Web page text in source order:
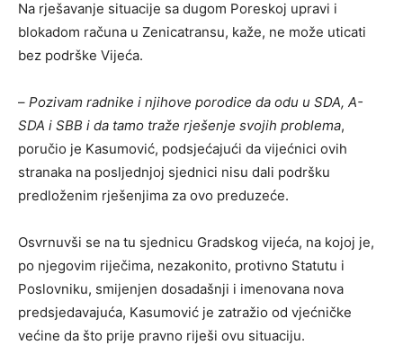
Na rješavanje situacije sa dugom Poreskoj upravi i
blokadom računa u Zenicatransu, kaže, ne može uticati
bez podrške Vijeća.
– Pozivam radnike i njihove porodice da odu u SDA, A-
SDA i SBB i da tamo traže rješenje svojih problema,
poručio je Kasumović, podsjećajući da vijećnici ovih
stranaka na posljednjoj sjednici nisu dali podršku
predloženim rješenjima za ovo preduzeće.
Osvrnuvši se na tu sjednicu Gradskog vijeća, na kojoj je,
po njegovim riječima, nezakonito, protivno Statutu i
Poslovniku, smijenjen dosadašnji i imenovana nova
predsjedavajuća, Kasumović je zatražio od vjećničke
većine da što prije pravno riješi ovu situaciju.